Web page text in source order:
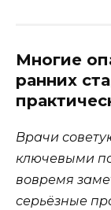
Многие
ранних
Врачи
ключевыми
вовремя
серьёзные